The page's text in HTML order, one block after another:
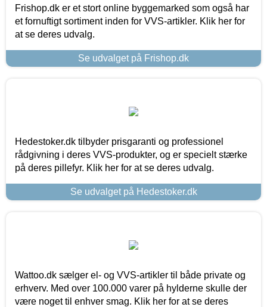
Frishop.dk er et stort online byggemarked som også har
et fornuftigt sortiment inden for VVS-artikler. Klik her for
at se deres udvalg.
Se udvalget på Frishop.dk
Hedestoker.dk tilbyder prisgaranti og professionel
rådgivning i deres VVS-produkter, og er specielt stærke
på deres pillefyr. Klik her for at se deres udvalg.
Se udvalget på Hedestoker.dk
Wattoo.dk sælger el- og VVS-artikler til både private og
erhverv. Med over 100.000 varer på hylderne skulle der
være noget til enhver smag. Klik her for at se deres